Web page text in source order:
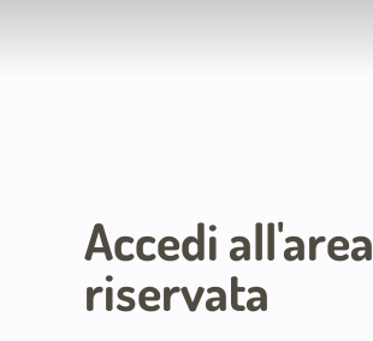
Accedi all'area
riservata